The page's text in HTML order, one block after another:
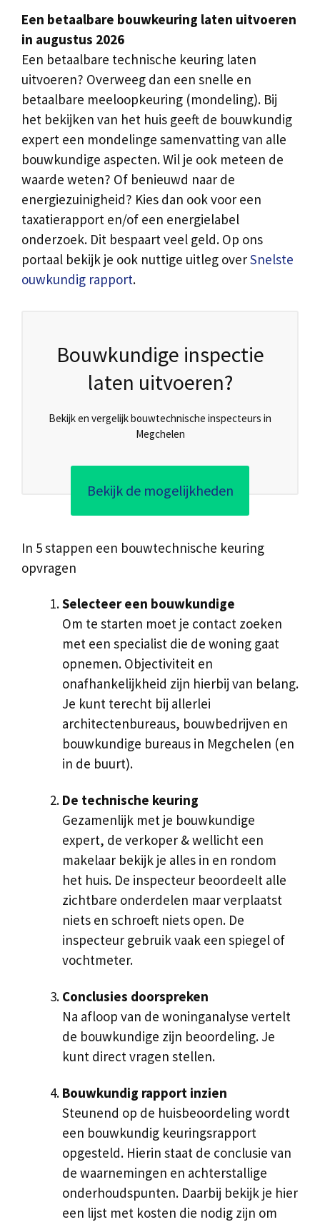
Een betaalbare bouwkeuring laten uitvoeren
in augustus 2026
Een betaalbare technische keuring laten
uitvoeren? Overweeg dan een snelle en
betaalbare meeloopkeuring (mondeling). Bij
het bekijken van het huis geeft de bouwkundig
expert een mondelinge samenvatting van alle
bouwkundige aspecten. Wil je ook meteen de
waarde weten? Of benieuwd naar de
energiezuinigheid? Kies dan ook voor een
taxatierapport en/of een energielabel
onderzoek. Dit bespaart veel geld. Op ons
portaal bekijk je ook nuttige uitleg overSnelste
ouwkundig rapport.
Bouwkundige inspectie
laten uitvoeren?
Bekijk en vergelijk bouwtechnische inspecteurs in
Megchelen
Bekijk de mogelijkheden
In 5 stappen een bouwtechnische keuring
opvragen
Selecteer een bouwkundige
Om te starten moet je contact zoeken
met een specialist die de woning gaat
opnemen. Objectiviteit en
onafhankelijkheid zijn hierbij van belang.
Je kunt terecht bij allerlei
architectenbureaus, bouwbedrijven en
bouwkundige bureaus in Megchelen (en
in de buurt).
De technische keuring
Gezamenlijk met je bouwkundige
expert, de verkoper & wellicht een
makelaar bekijk je alles in en rondom
het huis. De inspecteur beoordeelt alle
zichtbare onderdelen maar verplaatst
niets en schroeft niets open. De
inspecteur gebruik vaak een spiegel of
vochtmeter.
Conclusies doorspreken
Na afloop van de woninganalyse vertelt
de bouwkundige zijn beoordeling. Je
kunt direct vragen stellen.
Bouwkundig rapport inzien
Steunend op de huisbeoordeling wordt
een bouwkundig keuringsrapport
opgesteld. Hierin staat de conclusie van
de waarnemingen en achterstallige
onderhoudspunten. Daarbij bekijk je hier
een lijst met kosten die nodig zijn om